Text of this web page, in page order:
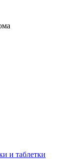
и таблетки